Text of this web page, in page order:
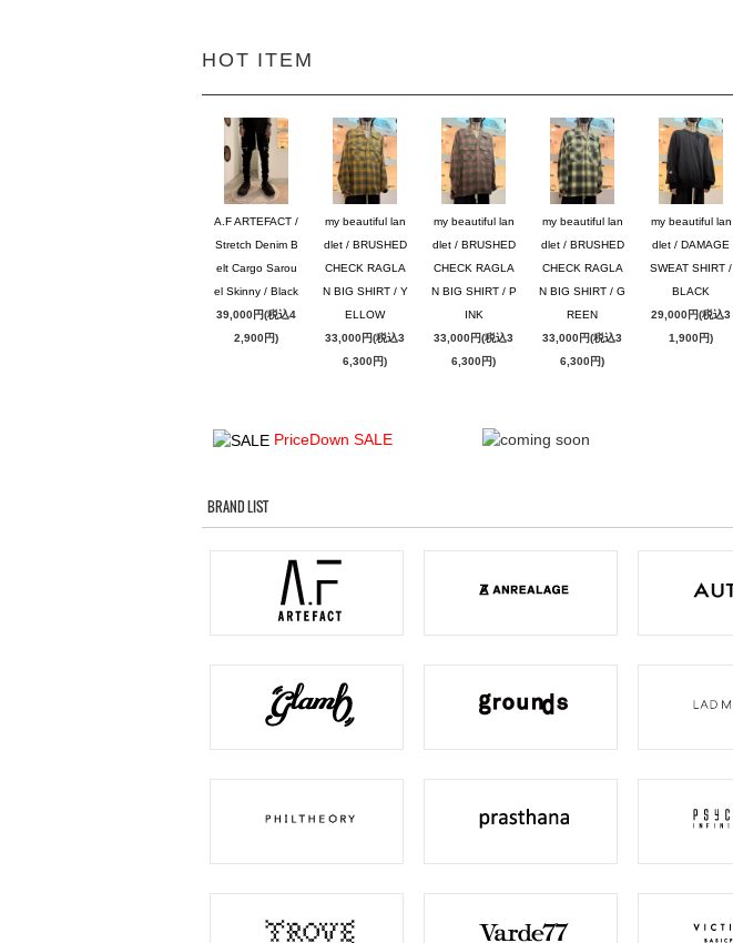
HOT ITEM
A.F ARTEFACT /
Stretch Denim B
elt Cargo Sarou
el Skinny / Black
39,000円(税込4
2,900円)
my beautiful lan
dlet / BRUSHED
CHECK RAGLA
N BIG SHIRT / Y
ELLOW
33,000円(税込3
6,300円)
my beautiful lan
dlet / BRUSHED
CHECK RAGLA
N BIG SHIRT / P
INK
33,000円(税込3
6,300円)
my beautiful lan
dlet / BRUSHED
CHECK RAGLA
N BIG SHIRT / G
REEN
33,000円(税込3
6,300円)
my beautiful lan
dlet / DAMAGE
SWEAT SHIRT /
BLACK
29,000円(税込3
1,900円)
PriceDown SALE
BRAND LIST